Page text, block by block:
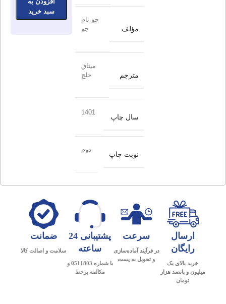
مؤلف
چو نام
جو
مترجم
میثاق
خلج
سال چاپ
1401
نوبت چاپ
دوم
سبد خرید
ارسال
رایگان
خرید بالای یک
میلیون و پانصد هزار
تومان
سرعت
در فرآیند آماده‌سازی
و تحویل به پست
پشتیبانی 24
ساعته
با شماره 0511803 و
مکالمه برخط
ضمانت
سلامت و اصالت کالا